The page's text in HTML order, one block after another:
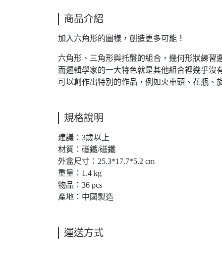
商品介紹
加入六角形的圖樣，創造更多可能！
六角形、三角形與托盤的組合，幾何形狀練習
而邏輯學家的一大特色就是其他組合裡幾乎沒
可以創作出特別的作品，例如火車頭、花瓶、
規格說明
建議：3歲以上
材質：磁鐵/磁鐵
外盒尺寸：25.3*17.7*5.2 cm
重量：1.4 kg
物品：36 pcs
產地：中國製造
運送方式